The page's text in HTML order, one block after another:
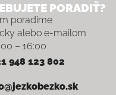
PORADIŤ?
poradíme
alebo e-mailom
– 16:00
948 123 802